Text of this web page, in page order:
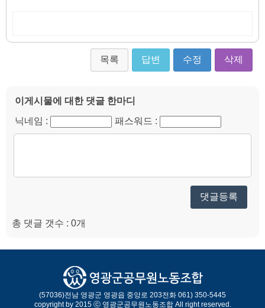
목록 답변 수정 삭제
이게시물에 대한 댓글 한마디
닉네임 :
패스워드 :
댓글등록
총 댓글 갯수 : 0개
(57036)전남 영광군 영광읍 중앙로 203전화 061) 350-5445
copyright by 2015 ⓒ 영광군공무원노동조합 All right reserved.